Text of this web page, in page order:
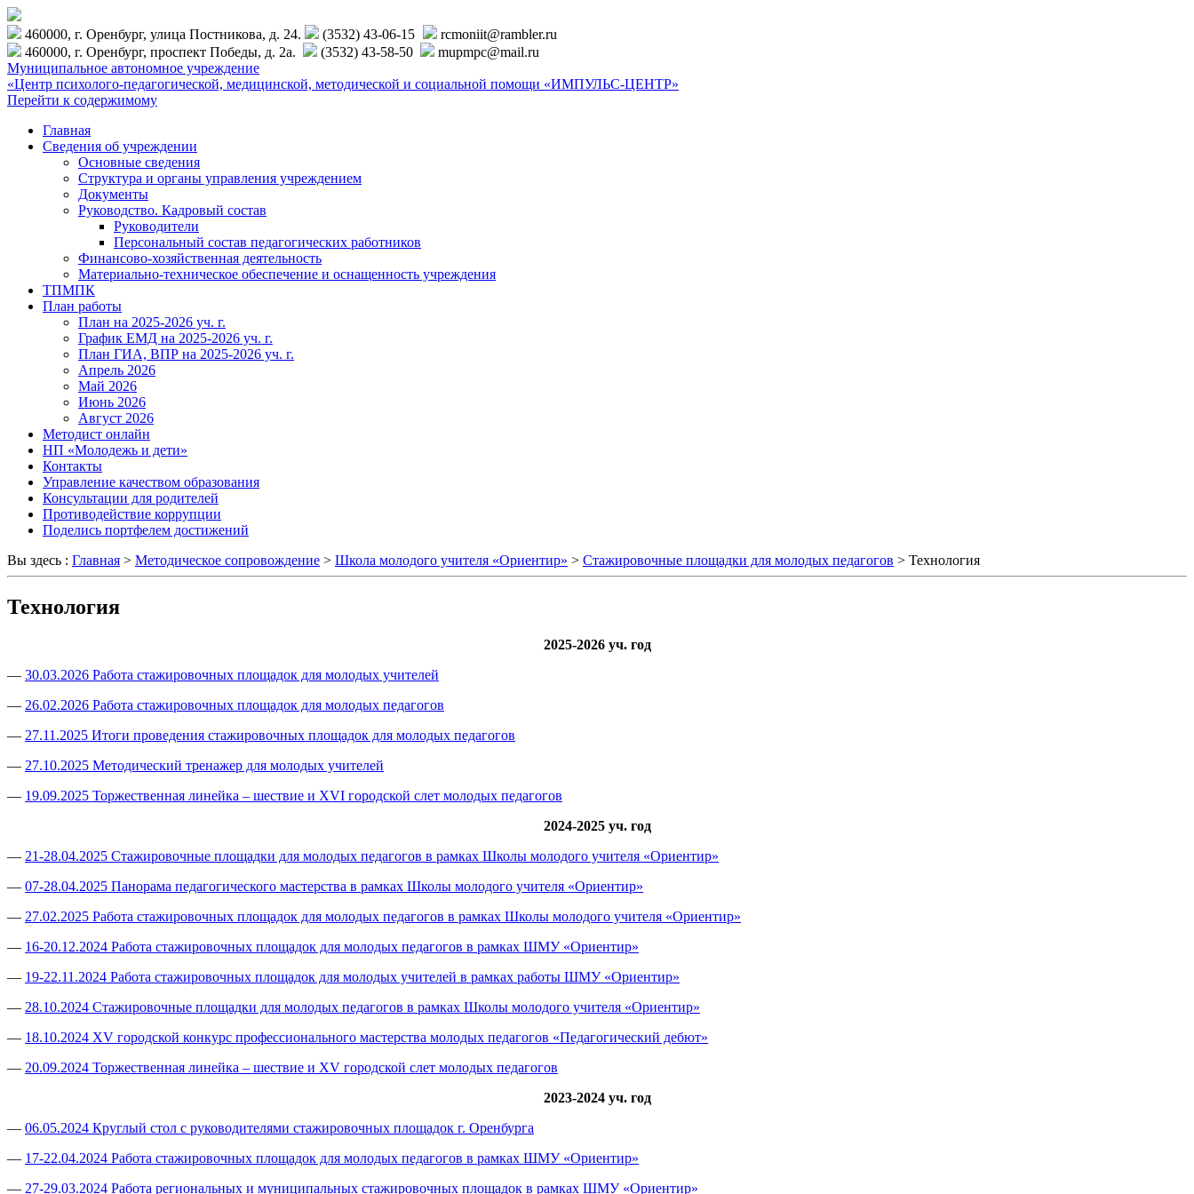
460000, г. Оренбург, улица Постникова, д. 24. (3532) 43-06-15
rcmoniit@rambler.ru
460000, г. Оренбург, проспект Победы, д. 2а.
(3532) 43-58-50
mupmpc@mail.ru
Муниципальное автономное учреждение
«Центр психолого-педагогической, медицинской, методической и социальной помощи «ИМПУЛЬС-ЦЕНТР»
Перейти к содержимому
Главная
Сведения об учреждении
Основные сведения
Структура и органы управления учреждением
Документы
Руководство. Кадровый состав
Руководители
Персональный состав педагогических работников
Финансово-хозяйственная деятельность
Материально-техническое обеспечение и оснащенность учреждения
ТПМПК
План работы
План на 2025-2026 уч. г.
График ЕМД на 2025-2026 уч. г.
План ГИА, ВПР на 2025-2026 уч. г.
Апрель 2026
Май 2026
Июнь 2026
Август 2026
Методист онлайн
НП «Молодежь и дети»
Контакты
Управление качеством образования
Консультации для родителей
Противодействие коррупции
Поделись портфелем достижений
Вы здесь : Главная > Методическое сопровождение > Школа молодого учителя «Ориентир» > Стажировочные площадки для молодых педагогов > Технология
Технология
2025-2026 уч. год
— 30.03.2026 Работа стажировочных площадок для молодых учителей
— 26.02.2026 Работа стажировочных площадок для молодых педагогов
— 27.11.2025 Итоги проведения стажировочных площадок для молодых педагогов
— 27.10.2025 Методический тренажер для молодых учителей
— 19.09.2025 Торжественная линейка – шествие и XVI городской слет молодых педагогов
2024-2025 уч. год
— 21-28.04.2025 Стажировочные площадки для молодых педагогов в рамках Школы молодого учителя «Ориентир»
— 07-28.04.2025 Панорама педагогического мастерства в рамках Школы молодого учителя «Ориентир»
— 27.02.2025 Работа стажировочных площадок для молодых педагогов в рамках Школы молодого учителя «Ориентир»
— 16-20.12.2024 Работа стажировочных площадок для молодых педагогов в рамках ШМУ «Ориентир»
— 19-22.11.2024 Работа стажировочных площадок для молодых учителей в рамках работы ШМУ «Ориентир»
— 28.10.2024 Стажировочные площадки для молодых педагогов в рамках Школы молодого учителя «Ориентир»
— 18.10.2024 XV городской конкурс профессионального мастерства молодых педагогов «Педагогический дебют»
— 20.09.2024 Торжественная линейка – шествие и XV городской слет молодых педагогов
2023-2024 уч. год
— 06.05.2024 Круглый стол с руководителями стажировочных площадок г. Оренбурга
— 17-22.04.2024 Работа стажировочных площадок для молодых педагогов в рамках ШМУ «Ориентир»
— 27-29.03.2024 Работа региональных и муниципальных стажировочных площадок в рамках ШМУ «Ориентир»